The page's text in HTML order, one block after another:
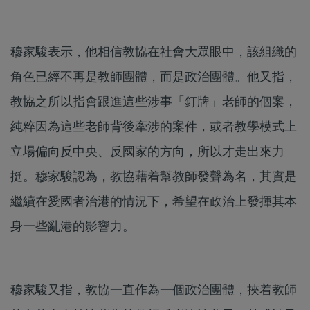
穆家駿表示，他相信教協在社會大眾眼中，該組織的
角色已經不再是教師團體，而是政治團體。他又指，
教協之所以指會跟進這些涉事「釘牌」老師的個案，
純粹因為這些老師背後牽涉的案件，或者教學模式上
立場偏向反中央、反國家的方向，所以才走出來力
挺。穆家駿認為，教協藉着幫教師發聲為名，其實是
繼續在愛國者治港的情況下，希望在政治上發揮其本
身一些亂港的影響力。
穆家駿又指，教協一直作為一個政治團體，挾着教師